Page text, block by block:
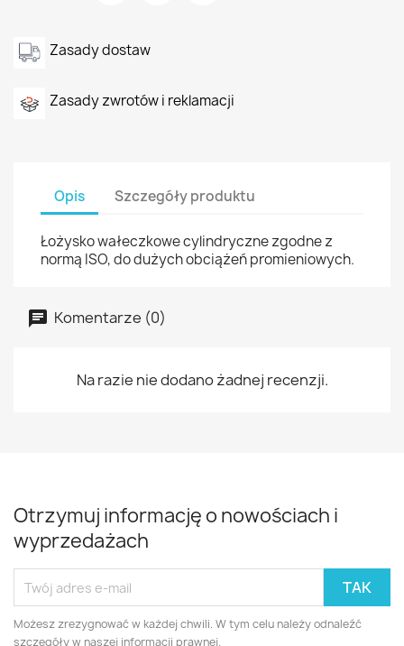
Zasady dostaw
Zasady zwrotów i reklamacji
Opis Szczegóły produktu
Łożysko wałeczkowe cylindryczne zgodne z
normą ISO, do dużych obciążeń promieniowych.
Komentarze (0)
Na razie nie dodano żadnej recenzji.
Otrzymuj informację o nowościach i
wyprzedażach
Możesz zrezygnować w każdej chwili. W tym celu należy odnaleźć
szczegóły w naszej informacji prawnej.